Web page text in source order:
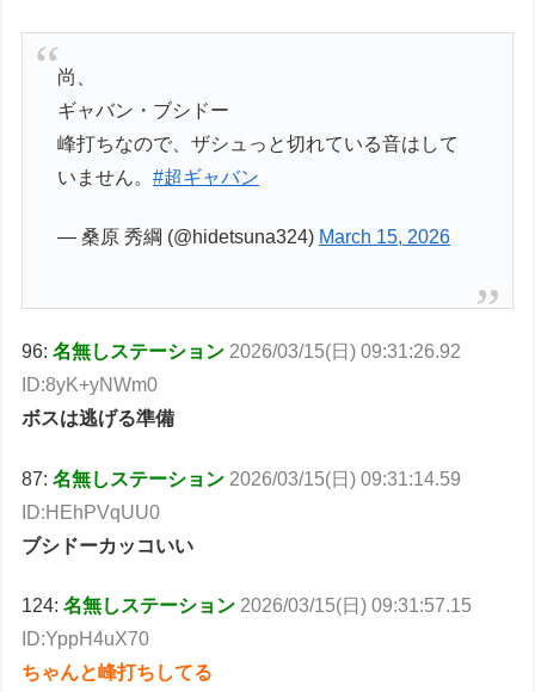
尚、
ギャバン・ブシドー
峰打ちなので、ザシュっと切れている音はして
いません。#超ギャバン
— 桑原 秀綱 (@hidetsuna324) March 15, 2026
96:名無しステーション 2026/03/15(日) 09:31:26.92
ID:8yK+yNWm0
ボスは逃げる準備
87:名無しステーション 2026/03/15(日) 09:31:14.59
ID:HEhPVqUU0
ブシドーカッコいい
124:名無しステーション 2026/03/15(日) 09:31:57.15
ID:YppH4uX70
ちゃんと峰打ちしてる